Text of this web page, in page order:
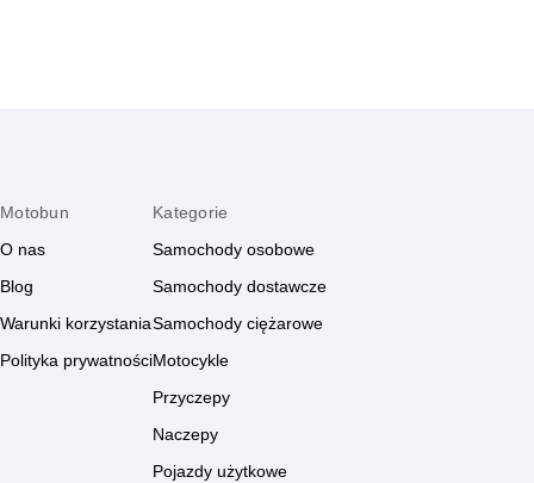
Motobun
O nas
Blog
Warunki korzystania
Polityka prywatności
Kategorie
Samochody osobowe
Samochody dostawcze
Samochody ciężarowe
Motocykle
Przyczepy
Naczepy
Pojazdy użytkowe